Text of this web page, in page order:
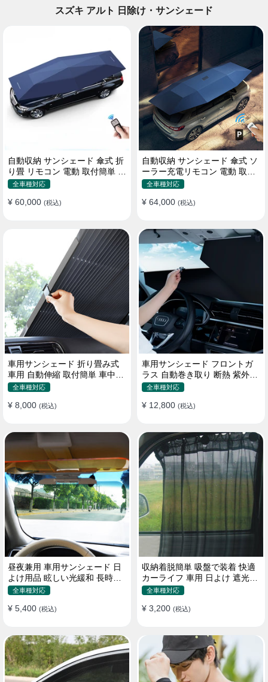
スズキ アルト 日除け・サンシェード
自動収納 サンシェード 傘式 折
り畳 リモコン 電動 取付簡単 汎
用 防風
全車種対応
¥ 60,000 (税込)
自動収納 サンシェード 傘式 ソ
ーラー充電リモコン 電動 取付
簡単 汎用
全車種対応
¥ 64,000 (税込)
車用サンシェード 折り畳み式
車用 自動伸縮 取付簡単 車中泊
紫外線UVカット 仮眠 断熱
全車種対応
¥ 8,000 (税込)
車用サンシェード フロントガ
ラス 自動巻き取り 断熱 紫外線
UVカット 取付収納便利
全車種対応
¥ 12,800 (税込)
昼夜兼用 車用サンシェード 日
よけ用品 眩しい光緩和 長時間
運転 特殊遮光素材
全車種対応
¥ 5,400 (税込)
収納着脱簡単 吸盤で装着 快適
カーライフ 車用 日よけ 遮光
UVカット 通気
全車種対応
¥ 3,200 (税込)